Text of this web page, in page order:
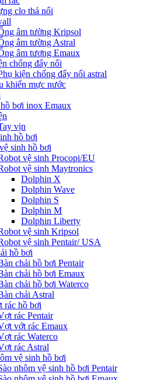
clo thả nổi
âm tường Kripsol
âm tường Astral
âm tương Emaux
chống đẩy nổi
kiện chống đẩy nổi astral
khiển mực nước
bơi inox Emaux
vịn
hồ bơi
sinh hồ bơi
vệ sinh Procopi/EU
vệ sinh Maytronics
Dolphin X
Dolphin Wave
Dolphin S
Dolphin M
Dolphin Liberty
vệ sinh Kripsol
vệ sinh Pentair/ USA
hồ bơi
chải hồ bơi Pentair
chải hồ bơi Emaux
chải hồ bơi Waterco
chải Astral
rác hồ bơi
rác Pentair
vớt rác Emaux
rác Waterco
rác Astral
vệ sinh hồ bơi
nhôm vệ sinh hồ bơi Pentair